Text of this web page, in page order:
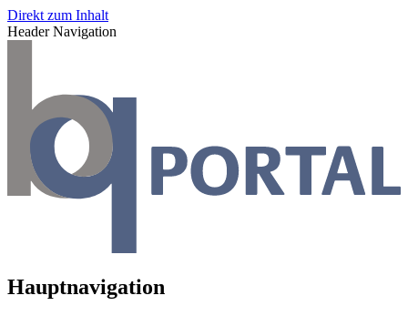
Direkt zum Inhalt
Header Navigation
Hauptnavigation